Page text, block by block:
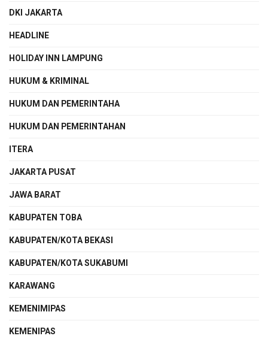
DKI JAKARTA
HEADLINE
HOLIDAY INN LAMPUNG
HUKUM & KRIMINAL
HUKUM DAN PEMERINTAHA
HUKUM DAN PEMERINTAHAN
ITERA
JAKARTA PUSAT
JAWA BARAT
KABUPATEN TOBA
KABUPATEN/KOTA BEKASI
KABUPATEN/KOTA SUKABUMI
KARAWANG
KEMENIMIPAS
KEMENIPAS